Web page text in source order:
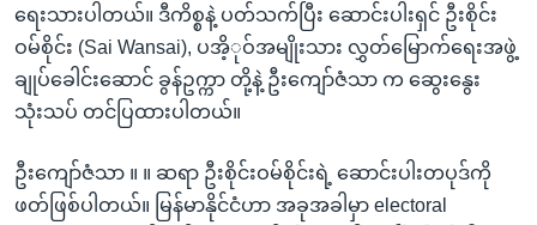
ရန်ရေးသားပါတယ်။ ဒီကိစ္စနဲ့ ပတ်သက်ပြီး ဆောင်းပါးရှင် ဦးစိုင်း
ဝမ်စိုင်း (Sai Wansai), ပအိ့ုဝ်အမျိုးသား လွှတ်မြောက်ရေးအဖွဲ့
ချုပ်ခေါင်းဆောင် ခွန်ဥက္ကာ တို့နဲ့ ဦးကျော်ဇံသာ က ဆွေးနွေး
သုံးသပ် တင်ပြထားပါတယ်။
ဦးကျော်ဇံသာ ။ ။ ဆရာ ဦးစိုင်းဝမ်စိုင်းရဲ့ ဆောင်းပါးတပုဒ်ကို
ဖတ်ဖြစ်ပါတယ်။ မြန်မာနိုင်ငံဟာ အခုအခါမှာ electoral